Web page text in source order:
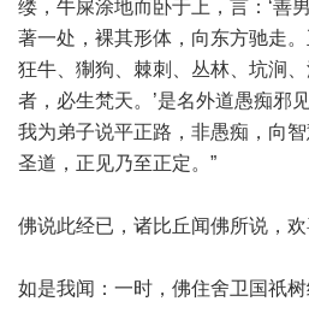
缕，牛屎涂地而卧于上，言：‘善
著一处，裸其形体，向东方驰走。
狂牛、猘狗、棘刺、丛林、坑涧
者，必生梵天。’是名外道愚痴邪
我为弟子说平正路，非愚痴，向
圣道，正见乃至正定。”
佛说此经已，诸比丘闻佛所说，欢
如是我闻：一时，佛住舍卫国祇树